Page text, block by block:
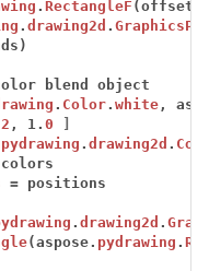
.RectangleF
.drawing2d .
blend
object
. Color.white ,
2 , 1.0
pydrawing .drawing2d .
colors
= positions
.drawing2d .
(aspose. pydrawing .